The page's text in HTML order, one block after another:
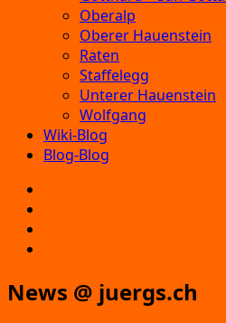
Oberalp
Oberer Hauenstein
Raten
Staffelegg
Unterer Hauenstein
Wolfgang
Wiki-Blog
Blog-Blog
News @ juergs.ch